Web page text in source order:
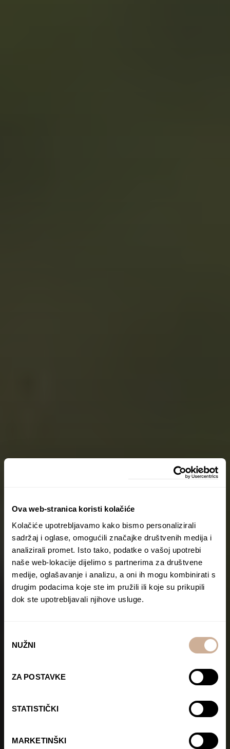
Ova web-stranica koristi kolačiće
Kolačiće upotrebljavamo kako bismo personalizirali
sadržaj i oglase, omogućili značajke društvenih medija i
analizirali promet. Isto tako, podatke o vašoj upotrebi
naše web-lokacije dijelimo s partnerima za društvene
medije, oglašavanje i analizu, a oni ih mogu kombinirati s
drugim podacima koje ste im pružili ili koje su prikupili
dok ste upotrebljavali njihove usluge.
pristanka
NUŽNI
ZA POSTAVKE
STATISTIČKI
MARKETINŠKI